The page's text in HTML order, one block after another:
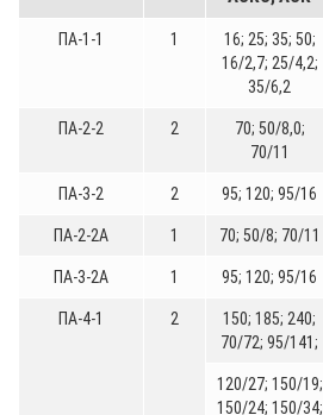
ПА-1-1 1
16; 25; 35; 50;
16/2,7; 25/4,2;
35/6,2
ПА-2-2 2
70; 50/8,0;
70/11
ПА-3-2 2 95; 120; 95/16
ПА-2-2А 1 70; 50/8; 70/11
ПА-3-2А 1 95; 120; 95/16
ПА-4-1 2
150; 185; 240;
70/72; 95/141;
120/27; 150/19;
150/24; 150/34;